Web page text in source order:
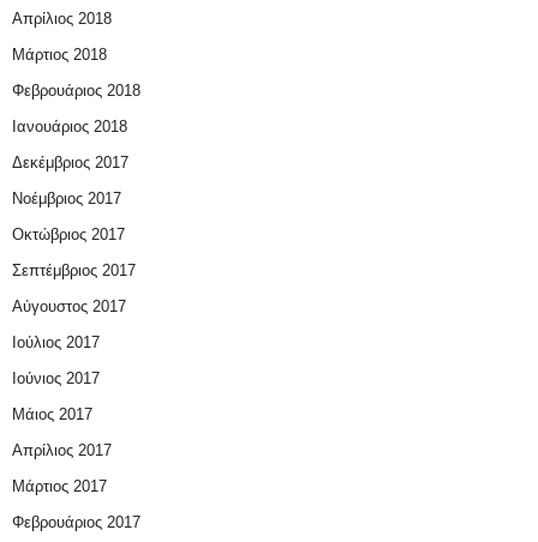
Απρίλιος 2018
Μάρτιος 2018
Φεβρουάριος 2018
Ιανουάριος 2018
Δεκέμβριος 2017
Νοέμβριος 2017
Οκτώβριος 2017
Σεπτέμβριος 2017
Αύγουστος 2017
Ιούλιος 2017
Ιούνιος 2017
Μάιος 2017
Απρίλιος 2017
Μάρτιος 2017
Φεβρουάριος 2017